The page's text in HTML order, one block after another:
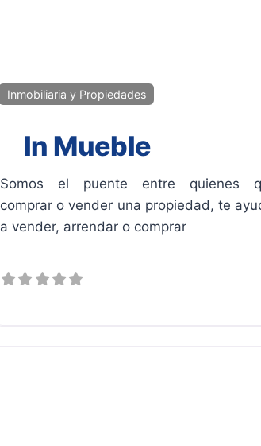
Inmobiliaria y Propiedades
In Mueble
Somos el puente entre quienes
comprar o vender una propiedad, te
a vender, arrendar o comprar